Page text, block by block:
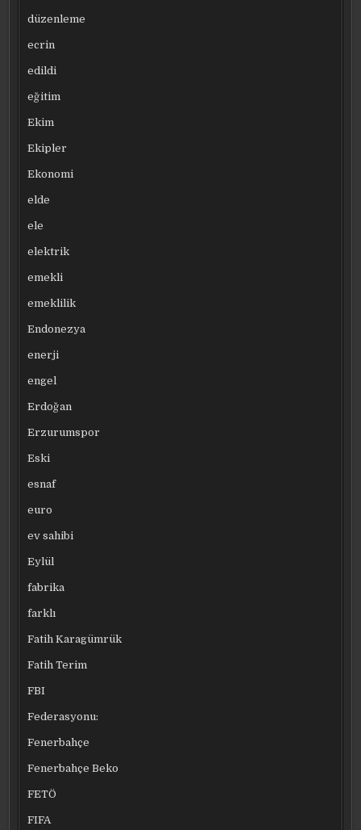
düzenleme
ecrin
edildi
eğitim
Ekim
Ekipler
Ekonomi
elde
ele
elektrik
emekli
emeklilik
Endonezya
enerji
engel
Erdoğan
Erzurumspor
Eski
esnaf
euro
ev sahibi
Eylül
fabrika
farklı
Fatih Karagümrük
Fatih Terim
FBI
Federasyonu:
Fenerbahçe
Fenerbahçe Beko
FETÖ
FIFA